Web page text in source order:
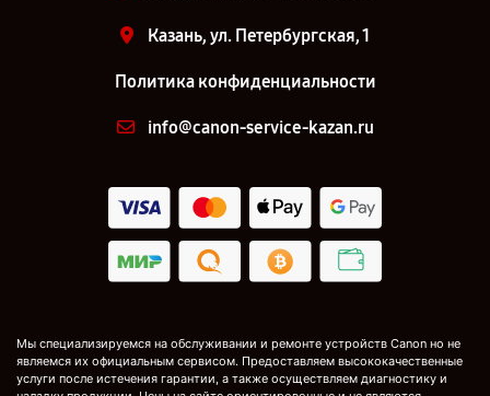
Казань, ул. Петербургская, 1
Политика конфиденциальности
info@canon-service-kazan.ru
Мы специализируемся на обслуживании и ремонте устройств Canon но не
являемся их официальным сервисом. Предоставляем высококачественные
услуги после истечения гарантии, а также осуществляем диагностику и